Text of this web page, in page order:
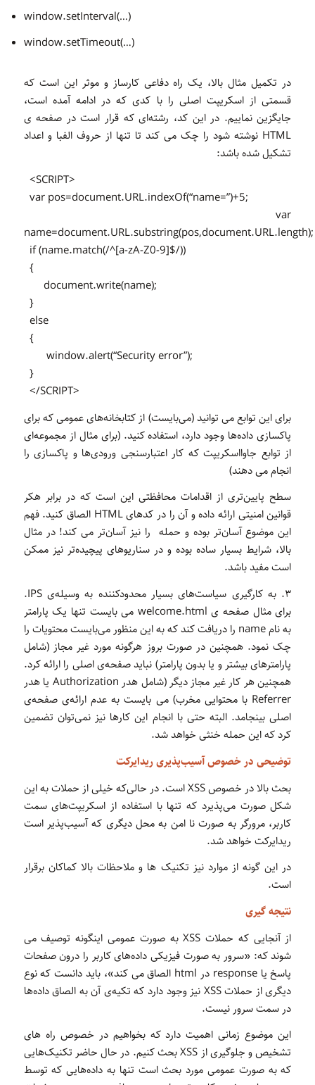
window.setInterval(…)
window.setTimeout(…)
در تکمیل مثال بالا، یک راه دفاعی کارساز و موثر این است که
قسمتی از اسکریپت اصلی را با کدی که در ادامه آمده است،
جایگزین نماییم. در این کد، رشته‌ای که قرار است در صفحه ی
HTML نوشته شود را چک می کند تا تنها از حروف الفبا و اعداد
تشکیل شده باشد:
<SCRIPT>
var pos=document.URL.indexOf(“name=”)+5;
var
name=document.URL.substring(pos,document.URL.length);
if (name.match(/^[a-zA-Z0-9]$/))
{
document.write(name);
}
else
{
window.alert(“Security error”);
}
</SCRIPT>
برای این توابع می توانید (می‌بایست) از کتابخانه‌های عمومی که برای
پاکسازی داده‌ها وجود دارد، استفاده کنید. (برای مثال از مجموعه‌ای
از توابع جاوااسکریپت که کار اعتبارسنجی ورودی‌ها و پاکسازی را
انجام می دهند)
سطح پایین‌تری از اقدامات محافظتی این است که در برابر هکر
قوانین امنیتی ارائه داده و آن را در کدهای HTML الصاق کنید. فهم
این موضوع آسان‌تر بوده و حمله را نیز آسان‌تر می کند! در مثال
بالا، شرایط بسیار ساده بوده و در سناریوهای پیچیده‌تر نیز ممکن
است مفید باشد.
۳. به کارگیری سیاست‌های بسیار محدودکننده به وسیله‌ی IPS.
برای مثال صفحه ی welcome.html می بایست تنها یک پارامتر
به نام name را دریافت کند که به این منظور می‌بایست محتویات را
چک نمود. همچنین در صورت بروز هرگونه مورد غیر مجاز (شامل
پارامترهای بیشتر و یا بدون پارامتر) نباید صفحه‌ی اصلی را ارائه کرد.
همچنین هر کار غیر مجاز دیگر (شامل هدر Authorization یا هدر
Referrer با محتوایی مخرب) می بایست به عدم ارائه‌ی صفحه‌ی
اصلی بینجامد. البته حتی با انجام این کارها نیز نمی‌توان تضمین
کرد که این حمله خنثی خواهد شد.
توضیحی در خصوص آسیب‌پذیری ریدایرکت
بحث بالا در خصوص XSS است. در حالی‌که خیلی از حملات به این
شکل صورت می‌پذیرد که تنها با استفاده از اسکریپت‌های سمت
کاربر، مرورگر به صورت نا امن به محل‌ دیگری که آسیب‌پذیر است
ریدایرکت خواهد شد.
در این گونه از موارد نیز تکنیک ها و ملاحظات بالا کماکان برقرار
است.
نتیجه گیری
از آنجایی که حملات XSS به صورت عمومی اینگونه توصیف می
شوند که: «سرور به صورت فیزیکی داده‌های کاربر را درون صفحات
پاسخ یا response در html الصاق می کند»، باید دانست که نوع
دیگری از حملات XSS نیز وجود دارد که تکیه‌ی آن به الصاق داده‌ها
در سمت سرور نیست.
این موضوع زمانی اهمیت دارد که بخواهیم در خصوص راه های
تشخیص و جلوگیری از XSS بحث کنیم. در حال حاضر تکنیک‌هایی
که به صورت عمومی مورد بحث است تنها به داده‌هایی که توسط